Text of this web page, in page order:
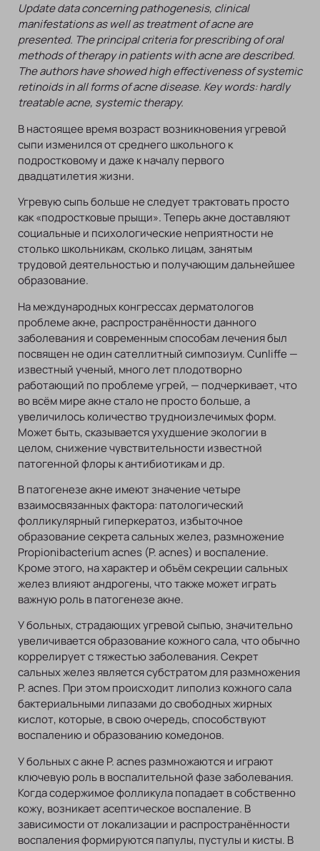
Update data concerning pathogenesis, clinical
manifestations as well as treatment of acne are
presented. The principal criteria for prescribing of oral
methods of therapy in patients with acne are described.
The authors have showed high effectiveness of systemic
retinoids in all forms of acne disease. Key words: hardly
treatable acne, systemic therapy.
В настоящее время возраст возникновения угревой
сыпи изменился от среднего школьного к
подростковому и даже к началу первого
двадцатилетия жизни.
Угревую сыпь больше не следует трактовать просто
как «подростковые прыщи». Теперь акне доставляют
социальные и психологические неприятности не
столько школьникам, сколько лицам, занятым
трудовой деятельностью и получающим дальнейшее
образование.
На международных конгрессах дерматологов
проблеме акне, распространённости данного
заболевания и современным способам лечения был
посвящен не один сателлитный симпозиум. Cunliffe —
известный ученый, много лет плодотворно
работающий по проблеме угрей, — подчеркивает, что
во всём мире акне стало не просто больше, а
увеличилось количество трудноизлечимых форм.
Может быть, сказывается ухудшение экологии в
целом, снижение чувствительности известной
патогенной флоры к антибиотикам и др.
В патогенезе акне имеют значение четыре
взаимосвязанных фактора: патологический
фолликулярный гиперкератоз, избыточное
образование секрета сальных желез, размножение
Propionibacterium acnes (P. acnes) и воспаление.
Кроме этого, на характер и объём секреции сальных
желез влияют андрогены, что также может играть
важную роль в патогенезе акне.
У больных, страдающих угревой сыпью, значительно
увеличивается образование кожного сала, что обычно
коррелирует с тяжестью заболевания. Секрет
сальных желез является субстратом для размножения
P. acnes. При этом происходит липолиз кожного сала
бактериальными липазами до свободных жирных
кислот, которые, в свою очередь, способствуют
воспалению и образованию комедонов.
У больных с акне P. acnes размножаются и играют
ключевую роль в воспалительной фазе заболевания.
Когда содержимое фолликула попадает в собственно
кожу, возникает асептическое воспаление. В
зависимости от локализации и распространённости
воспаления формируются папулы, пустулы и кисты. В